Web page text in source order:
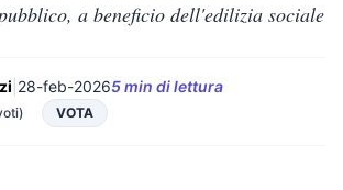
a beneficio dell'edilizia sociale
28-feb-20265 min di lettura
VOTA